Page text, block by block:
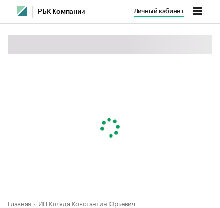
РБК Компании Личный кабинет
Главная ИП Коляда Константин Юрьевич